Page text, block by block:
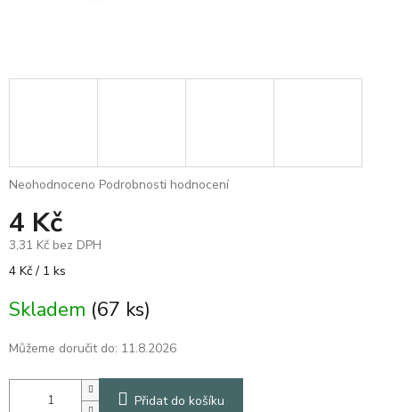
Průměrné
produktu
je
0,0
z
hvězdiček.
Neohodnoceno Podrobnosti hodnocení
4 Kč
3,31 Kč bez DPH
Měrná
4 Kč / 1 ks
Skladem (67 ks)
Můžeme doručit do: 11.8.2026
Přidat do košíku